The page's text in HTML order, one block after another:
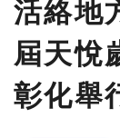
活絡地
屆天悅
彰化舉